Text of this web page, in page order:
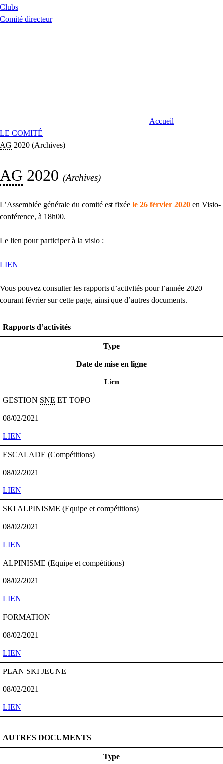
Clubs
Comité directeur
Accueil
LE COMITÉ
AG 2020 (Archives)
AG 2020 (Archives)
L’Assemblée générale du comité est fixée le 26 férvier 2020 en Visio-
conférence, à 18h00.
Le lien pour participer à la visio :
LIEN
Vous pouvez consulter les rapports d’activités pour l’année 2020
courant février sur cette page, ainsi que d’autres documents.
Rapports d’activités
SAISON 2020
Type
Date de mise en ligne
Lien
GESTION SNE ET TOPO
08/02/2021
LIEN
ESCALADE (Compétitions)
08/02/2021
LIEN
SKI ALPINISME (Equipe et compétitions)
08/02/2021
LIEN
ALPINISME (Equipe et compétitions)
08/02/2021
LIEN
FORMATION
08/02/2021
LIEN
PLAN SKI JEUNE
08/02/2021
LIEN
AUTRES DOCUMENTS
Type